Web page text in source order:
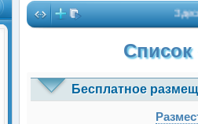
Здесь
Список
Бесплатное